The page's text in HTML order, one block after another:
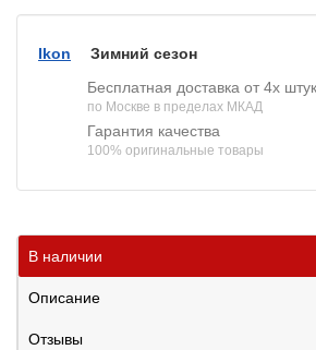
Ikon
Зимний сезон
Бесплатная доставка от 4х штук
по Москве в пределах МКАД
Гарантия качества
100% оригинальные товары
В наличии
Описание
Отзывы